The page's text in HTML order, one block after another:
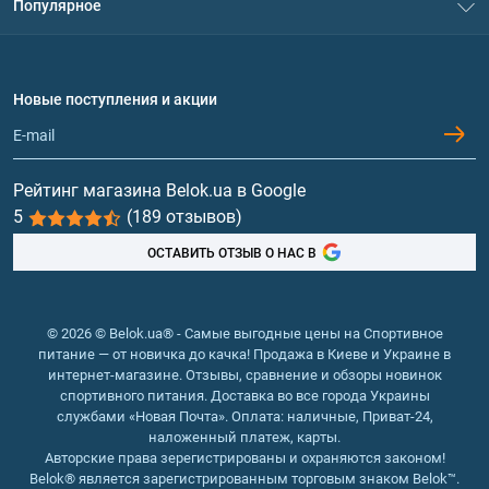
магазинов представлен такой широкий ассортимент
различной продукции, как для начинающих
спортсменов, так и для профессиональных атлетов и
бодибилдеров. Перед покупкой обязательно обратите
внимание на:
Пропорции аминокислот в составе. Идеальным
считается соотношение лейцин, изолейцин и валин
Наличие дополнительных витаминов и
микроэлементов. Многие производители сегодня
добавляют в комплекс полезные витамины для
спортсменов, а также калий, натрий и т.д. Все это
позволяет насытить организм полезными
микроэлементами и помочь ему восстановиться
после тренировок.
Политика конфиденциальности
Обмен и возврат
Популярное
Протеин
Гейнеры
Витамины и минералы
Рыбий жир, жирные кислоты
Новые поступления и акции
Рейтинг магазина Belok.ua в Google
5
(189 отзывов)
ОСТАВИТЬ ОТЗЫВ О НАС В
© 2026 © Belok.ua® - Самые выгодные цены на Спортивное
питание — от новичка до качка! Продажа в Киеве и Украине в
интернет-магазине. Отзывы, сравнение и обзоры новинок
спортивного питания. Доставка во все города Украины
службами «Новая Почта». Оплата: наличные, Приват-24,
наложенный платеж, карты.
Авторские права зерегистрированы и охраняются законом!
Belok® является зарегистрированным торговым знаком Belok™.